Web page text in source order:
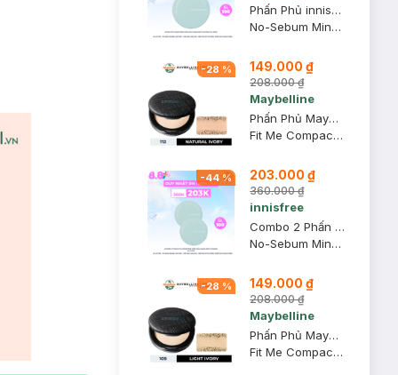
Phấn Phủ innisfree Kiềm Dầu Dạng Bột Khoáng 5g (Mới)
No-Sebum Mineral Powder
-28 % 149.000 ₫
208.000 ₫
Maybelline
Phấn Phủ Maybelline Mịn Nhẹ Kiềm Dầu Chống Nắng 6g #112
Fit Me Compact Powder SPF32 PA+++ #112 Natural Ivory
-44% 203.000 ₫
360.000 ₫
innisfree
Combo 2 Phấn Phủ innisfree Kiềm Dầu Dạng Bột Khoáng 5g (Mới)
No-Sebum Mineral Powder
-28 % 149.000 ₫
208.000 ₫
Maybelline
Phấn Phủ Maybelline Mịn Nhẹ Kiềm Dầu Chống Nắng 6g #109
Fit Me Compact Powder SPF32 PA+++ #109 Light Ivory